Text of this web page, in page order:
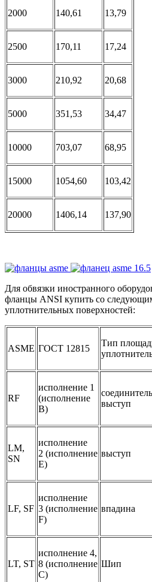
2000 140,61 13,79
2500 170,11 17,24
3000 210,92 20,68
5000 351,53 34,47
10000 703,07 68,95
15000 1054,60 103,42
20000 1406,14 137,90
Для обвязки иностранного
фланцы ANSI купить со
уплотнительных поверхностей:
ASME ГОСТ 12815
Тип
RF
исполнение 1
(исполнение
B)
выступ
LM,
SN
исполнение
2 (исполнение
E)
выступ
LF, SF
исполнение
3 (исполнение
F)
впадина
LT, ST
исполнение 4,
8 (исполнение
C)
Шип